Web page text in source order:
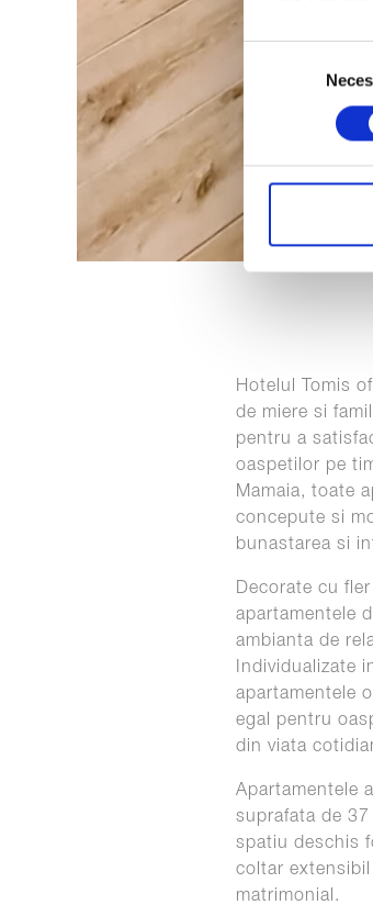
Selection
Hotelul Tomis
de miere si
pentru a
oaspetilor pe
Mamaia, toate
concepute si
bunastarea si
Decorate cu
apartamentele
ambianta de
Individualizate
apartamentele
egal pentru
din viata
Apartamentele
suprafata de
spatiu deschis
coltar
matrimonial.